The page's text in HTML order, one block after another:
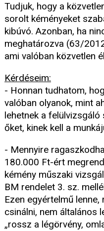
Tudjuk, hogy a
sorolt kéményeket
kibúvó. Azonban, ha
meghatározva (63/
ami valóban közvetlen
Kérdéseim:
- Honnan tudhatom,
valóban olyanok, mint
lehetnek a felülvizsgáló
őket, kinek kell a
- Mennyire
180.000 Ft-ért
kémény műszaki
BM rendelet 3. sz.
Ezen egyértelmű
csinálni, nem általános
„rossz a légörvény,